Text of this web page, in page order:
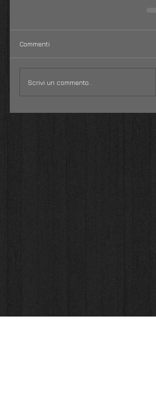
Commenti
Scrivi un commento...